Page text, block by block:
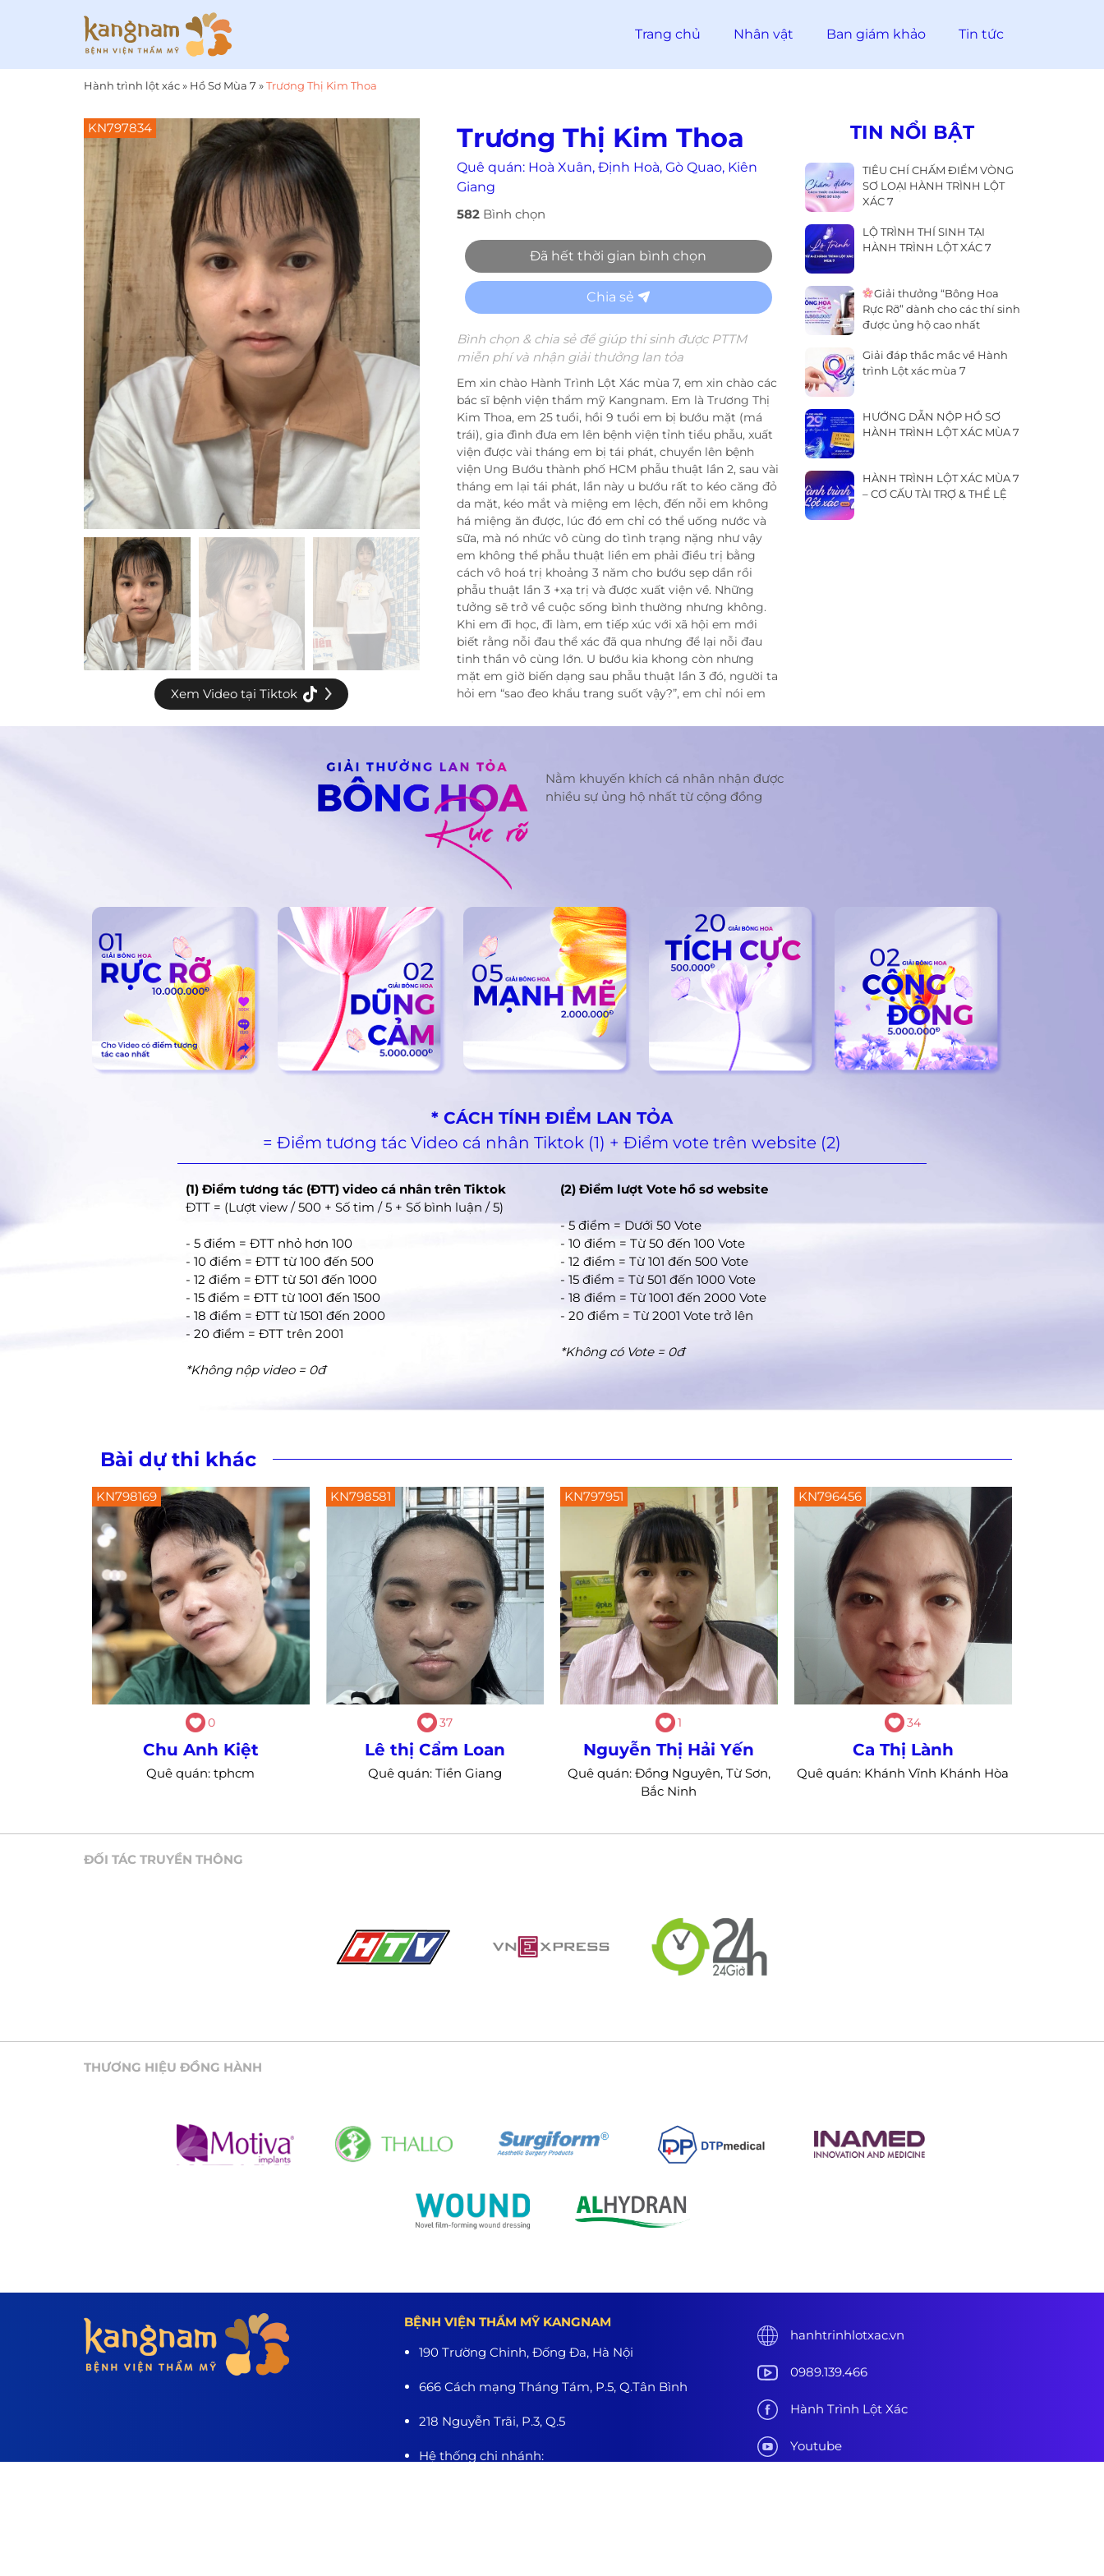
Trang chủ Nhân vật Ban giám khảo Tin tức
Hành trình lột xác» Hồ Sơ Mùa 7 »Trương Thị Kim Thoa
KN797834
Xem Video tại Tiktok
Trương Thị Kim Thoa
Quê quán: Hoà Xuân, Định Hoà, Gò Quao, Kiên
Giang
582Bình chọn
Đã hết thời gian bình chọn
Chia sẻ
Bình chọn & chia sẻ để giúp thi sinh được PTTM
miễn phí và nhận giải thưởng lan tỏa
Em xin chào Hành Trình Lột Xác mùa 7, em xin chào các
bác sĩ bệnh viện thẩm mỹ Kangnam. Em là Trương Thị
Kim Thoa, em 25 tuổi, hồi 9 tuổi em bị bướu mặt (má
trái), gia đình đưa em lên bệnh viện tỉnh tiểu phẫu, xuất
viện được vài tháng em bị tái phát, chuyển lên bệnh
viện Ung Bướu thành phố HCM phẫu thuật lần 2, sau vài
tháng em lại tái phát, lần này u bướu rất to kéo căng đỏ
da mặt, kéo mắt và miệng em lệch, đến nỗi em không
há miệng ăn được, lúc đó em chỉ có thể uống nước và
sữa, mà nó nhức vô cùng do tình trạng nặng như vậy
em không thể phẫu thuật liền em phải điều trị bằng
cách vô hoá trị khoảng 3 năm cho bướu sẹp dần rồi
phẫu thuật lần 3 +xạ trị và được xuất viện về. Những
tưởng sẽ trở về cuộc sống bình thường nhưng không.
Khi em đi học, đi làm, em tiếp xúc với xã hội em mới
biết rằng nỗi đau thể xác đã qua nhưng để lại nỗi đau
tinh thần vô cùng lớn. U bướu kia khong còn nhưng
mặt em giờ biến dạng sau phẫu thuật lần 3 đó, người ta
hỏi em “sao đeo khẩu trang suốt vậy?”, em chỉ nói em
đeo khẩu trang suốt vậy em cũng ngộp thở với đau tai
từng phải chịu đựng những ánh mắt xa lánh, những lời
miệt thị, sợ họ gọi em là “nhỏ mặt méo, nhỏ miệng
méo,…”nghe nhói lòng muốn khóc nhưng luôn cố ghìm
nén, có người giật mình sợ sệt khi nhìn thấy mặt em rồi
họ né tránh,… rất nhìu lần em trải qua khoảnh khắc chet
lặng đó, nên em sợ, em rất sợ người ta thấy mặt em,
những cảm giác sợ sệt tự ti nó ám ảnh em từng ngày,
từ một cô bé vô tư bây giờ em ít cười ít nói, cái sự mặc
hình và vô tình ngăn cách em với mọi người mọi việc,
em muốn bắt chuyện với người khác nhưng không
dám, em muốn cười thật tươi em không dám họ bảo
em “cười xấu quắt đừng cười”, em đã khóc một mình
rất nhìu, em khong ước mình đẹp em ước gì khuôn mặt
mình được bình thường để em tự tin giao tiếp thôi, em
cũng đã cố gắng đi làm kím tiền chữa nhưng gia đình
em khó khăn chỉ đủ tiền trang trải, giờ còn thêm nợ
tiền sửa chữa căn nhà, ước mơ của em đã xa nay còn xa
hơn. Biết đến Hành Trình Lột Xác mùa 7 nhờ một bạn
mong chương trình giúp em có khuôn mặt bình
thường như bao người để em có thể tự tin giao tiếp,
hoà nhập với cuộc sống. Em xin chân thành cảm ơn
TIN NỔI BẬT
TIÊU CHÍ CHẤM ĐIỂM VÒNG
SƠ LOẠI HÀNH TRÌNH LỘT
XÁC 7
LỘ TRÌNH THÍ SINH TẠI
HÀNH TRÌNH LỘT XÁC 7
Giải thưởng “Bông Hoa
Rực Rỡ” dành cho các thí sinh
được ủng hộ cao nhất
Giải đáp thắc mắc về Hành
trình Lột xác mùa 7
HƯỚNG DẪN NỘP HỒ SƠ
HÀNH TRÌNH LỘT XÁC MÙA 7
HÀNH TRÌNH LỘT XÁC MÙA 7
– CƠ CẤU TÀI TRỢ & THỂ LỆ
Nằm khuyến khích cá nhân nhận được
nhiều sự ủng hộ nhất từ cộng đồng
* CÁCH TÍNH ĐIỂM LAN TỎA
= Điểm tương tác Video cá nhân Tiktok (1) + Điểm vote trên website (2)
(1) Điểm tương tác (ĐTT) video cá nhân trên Tiktok
ĐTT = (Lượt view / 500 + Số tim / 5 + Số bình luận / 5)
- 5 điểm = ĐTT nhỏ hơn 100
- 10 điểm = ĐTT từ 100 đến 500
- 12 điểm = ĐTT từ 501 đến 1000
- 15 điểm = ĐTT từ 1001 đến 1500
- 18 điểm = ĐTT từ 1501 đến 2000
- 20 điểm = ĐTT trên 2001
*Không nộp video = 0đ
(2) Điểm lượt Vote hồ sơ website
- 5 điểm = Dưới 50 Vote
- 10 điểm = Từ 50 đến 100 Vote
- 12 điểm = Từ 101 đến 500 Vote
- 15 điểm = Từ 501 đến 1000 Vote
- 18 điểm = Từ 1001 đến 2000 Vote
- 20 điểm = Từ 2001 Vote trở lên
*Không có Vote = 0đ
Bài dự thi khác
KN798169
0
Chu Anh Kiệt
Quê quán: tphcm
KN798581
37
Lê thị Cẩm Loan
Quê quán: Tiền Giang
KN797951
1
Nguyễn Thị Hải Yến
Quê quán: Đồng Nguyên, Từ Sơn,
Bắc Ninh
KN796456
34
Ca Thị Lành
Quê quán: Khánh Vĩnh Khánh Hòa
ĐỐI TÁC TRUYỀN THÔNG
THƯƠNG HIỆU ĐỒNG HÀNH
BỆNH VIỆN THẨM MỸ KANGNAM
190 Trường Chinh, Đống Đa, Hà Nội
666 Cách mạng Tháng Tám, P.5, Q.Tân Bình
218 Nguyễn Trãi, P.3, Q.5
Hệ thống chi nhánh:
hanhtrinhlotxac.vn
0989.139.466
Hành Trình Lột Xác
Youtube